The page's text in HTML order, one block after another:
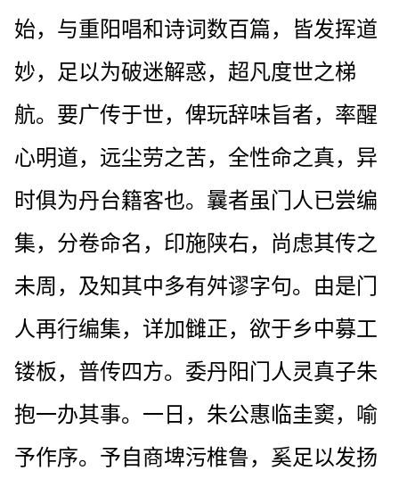
始，与重阳唱和诗词数百篇，皆发挥道
妙，足以为破迷解惑，超凡度世之梯
航。要广传于世，俾玩辞味旨者，率醒
心明道，远尘劳之苦，全性命之真，异
时俱为丹台籍客也。曩者虽门人已尝编
集，分卷命名，印施陕右，尚虑其传之
未周，及知其中多有舛谬字句。由是门
人再行编集，详加雠正，欲于乡中募工
镂板，普传四方。委丹阳门人灵真子朱
抱一办其事。一日，朱公惠临圭窦，喻
予作序。予自商埤污椎鲁，奚足以发扬